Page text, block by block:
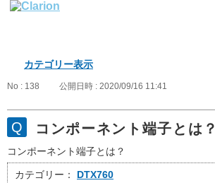
カテゴリー表示
No : 138 公開日時 : 2020/09/16 11:41
コンポーネント端子とは？
コンポーネント端子とは？
カテゴリー：
DTX760